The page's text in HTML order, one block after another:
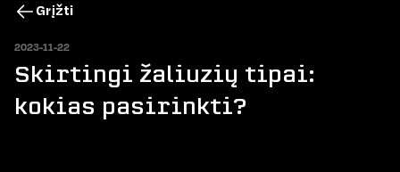
Grįžti
2023-11-22
Skirtingi žaliuzių tipai:
kokias pasirinkti?